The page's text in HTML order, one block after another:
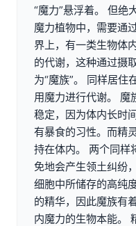
“魔力”悬浮着。 但绝
魔力植物中，需要通
界上，有一类生物体
的代谢，这种通过摄
为“魔族”。 同样居住
用魔力进行代谢。 魔
稳定，因为体内长时
有暴食的习性。而精
持在体内。 两个同样
免地会产生领土纠纷
细胞中所储存的高纯
的精华，因此魔族有
内魔力的生物本能。